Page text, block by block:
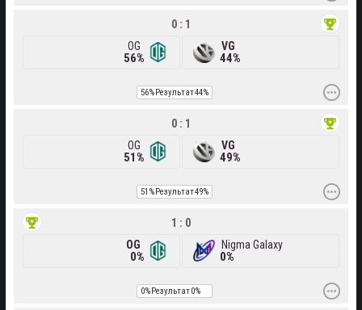
OG
56%
0 : 1
44%
VG
56% Результат44%
OG
51%
0 : 1
49%
VG
51% Результат49%
OG
0%
1 : 0
0%
Nigma Galaxy
0% Результат0%